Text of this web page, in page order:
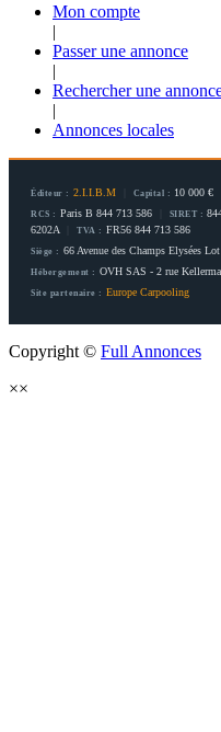
Mon compte
|
Passer une annonce
|
Rechercher une
|
Annonces locales
Éditeur : 2.I.I.B.M Capital : 10 000 €
RCS : Paris B 844 713 586 SIRET :
6202A TVA : FR56 844 713 586
Siège : 66 Avenue des Champs Elysées
Hébergement : OVH SAS - 2 rue
Site partenaire : Europe Carpooling
Copyright © Full Annonces
××